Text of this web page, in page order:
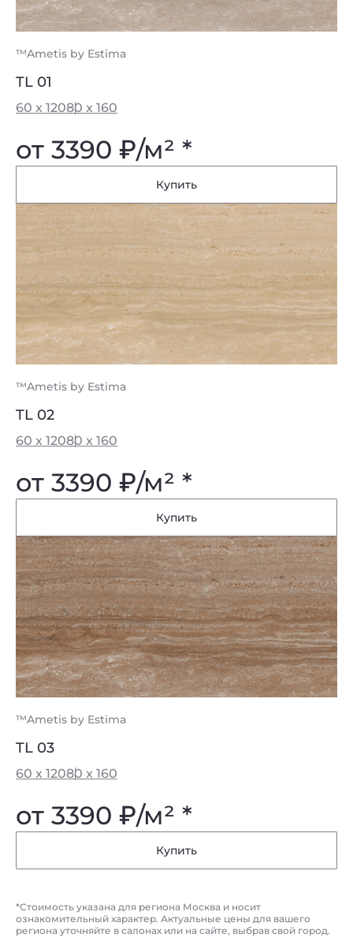
™Ametis by Estima
TL 01
60 x 12080 x 160
от 3390 ₽/м² *
Купить
™Ametis by Estima
TL 02
60 x 12080 x 160
от 3390 ₽/м² *
Купить
™Ametis by Estima
TL 03
60 x 12080 x 160
от 3390 ₽/м² *
Купить
*Стоимость указана для региона Москва и носит
ознакомительный характер. Актуальные цены для вашего
региона уточняйте в салонах или на сайте, выбрав свой город.